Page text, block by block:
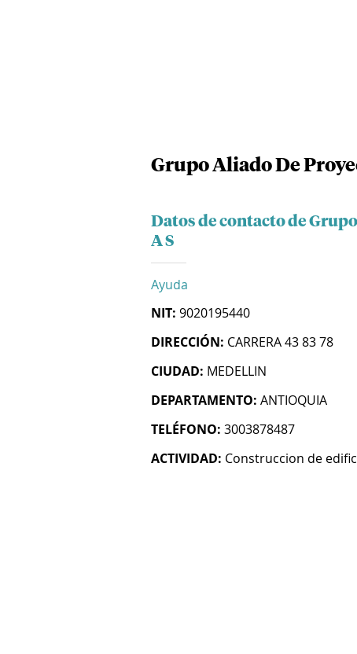
Grupo Aliado De
Datos de contacto de
A S
Ayuda
NIT: 9020195440
DIRECCIÓN: CARRERA 43 83 78
CIUDAD: MEDELLIN
DEPARTAMENTO: ANTIOQUIA
TELÉFONO: 3003878487
ACTIVIDAD: Construccion de